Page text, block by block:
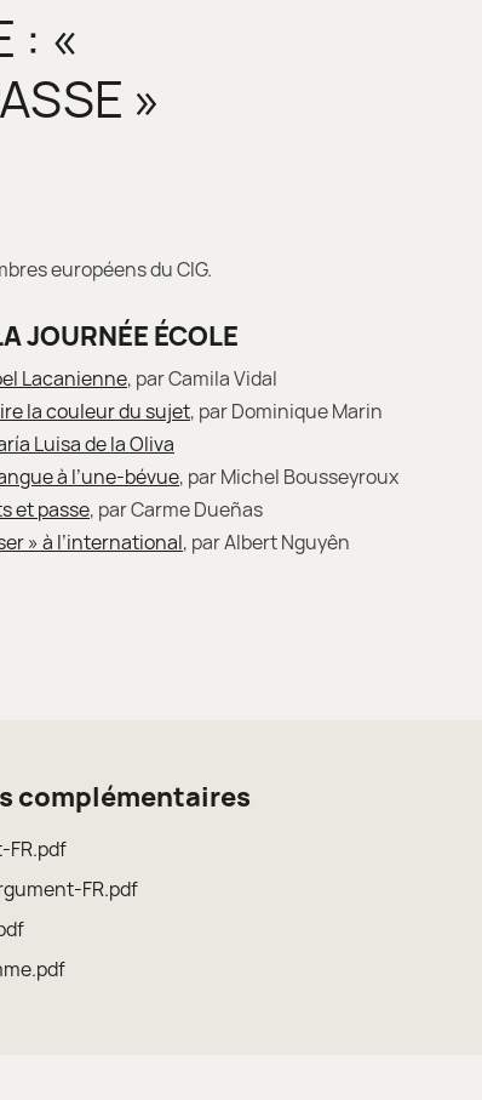
: «
»
européens du CIG.
JOURNÉE ÉCOLE
Lacanienne, par Camila Vidal
la couleur du sujet, par Dominique Marin
Luisa de la Oliva
à l’une-bévue, par Michel Bousseyroux
et passe, par Carme Dueñas
» à l’international, par Albert Nguyên
complémentaires
FR.pdf
FR.pdf